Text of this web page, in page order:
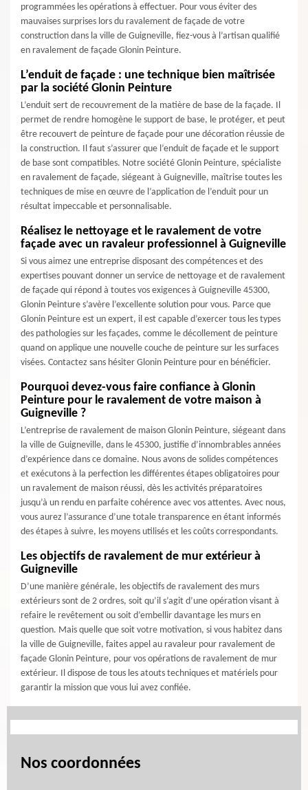
programmées les opérations à effectuer. Pour vous éviter des
mauvaises surprises lors du ravalement de façade de votre
construction dans la ville de Guigneville, fiez-vous à l’artisan qualifié
en ravalement de façade Glonin Peinture.
L’enduit de façade : une technique bien maîtrisée
par la société Glonin Peinture
L’enduit sert de recouvrement de la matière de base de la façade. Il
permet de rendre homogène le support de base, le protéger, et peut
être recouvert de peinture de façade pour une décoration réussie de
la construction. Il faut s’assurer que l’enduit de façade et le support
de base sont compatibles. Notre société Glonin Peinture, spécialiste
en ravalement de façade, siégeant à Guigneville, maîtrise toutes les
techniques de mise en œuvre de l’application de l’enduit pour un
résultat impeccable et personnalisable.
Réalisez le nettoyage et le ravalement de votre
façade avec un ravaleur professionnel à Guigneville
Si vous aimez une entreprise disposant des compétences et des
expertises pouvant donner un service de nettoyage et de ravalement
de façade qui répond à toutes vos exigences à Guigneville 45300,
Glonin Peinture s’avère l’excellente solution pour vous. Parce que
Glonin Peinture est un expert, il est capable d’exercer tous les types
des pathologies sur les façades, comme le décollement de peinture
quand on applique une nouvelle couche de peinture sur les surfaces
visées. Contactez sans hésiter Glonin Peinture pour en bénéficier.
Pourquoi devez-vous faire confiance à Glonin
Peinture pour le ravalement de votre maison à
Guigneville ?
L’entreprise de ravalement de maison Glonin Peinture, siégeant dans
la ville de Guigneville, dans le 45300, justifie d’innombrables années
d’expérience dans ce domaine. Nous avons de solides compétences
et exécutons à la perfection les différentes étapes obligatoires pour
un ravalement de maison réussi, dès les activités préparatoires
jusqu’à un rendu en parfaite cohérence avec vos attentes. Avec nous,
vous aurez l’assurance d’une totale transparence en étant informés
des étapes à suivre, les moyens utilisés et les coûts correspondants.
Les objectifs de ravalement de mur extérieur à
Guigneville
D’une manière générale, les objectifs de ravalement des murs
extérieurs sont de 2 ordres, soit qu’il s’agit d’une opération visant à
refaire le revêtement ou soit d’embellir davantage les murs en
question. Mais quelle que soit votre motivation, si vous habitez dans
la ville de Guigneville, faites appel au ravaleur pour ravalement de
façade Glonin Peinture, pour vos opérations de ravalement de mur
extérieur. Il dispose de tous les atouts techniques et matériels pour
garantir la mission que vous lui avez confiée.
Nos coordonnées